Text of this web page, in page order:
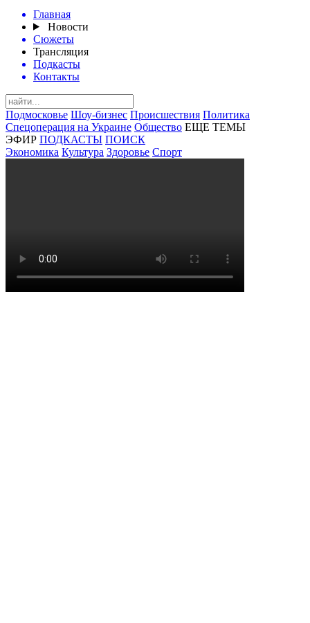
Главная
Новости
Сюжеты
Трансляция
Подкасты
Контакты
Подмосковье Шоу-бизнес Происшествия Политика
Спецоперация на Украине Общество ЕЩЕ ТЕМЫ
ЭФИР ПОДКАСТЫ ПОИСК
Экономика Культура Здоровье Спорт